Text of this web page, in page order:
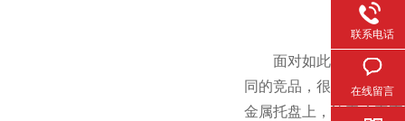
面对如此竞争复杂的市
同的竞品，很好的了
金属托盘上，让客户真
联系电话
在线留言